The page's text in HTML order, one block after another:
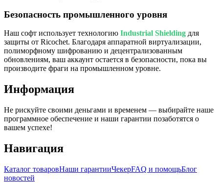
Безопасность промышленного уровня
Наш софт использует технологию Industrial Shielding для
защиты от Ricochet. Благодаря аппаратной виртуализации,
полиморфному шифрованию и децентрализованным
обновлениям, ваш аккаунт остается в безопасности, пока вы
производите фраги на промышленном уровне.
Информация
Не рискуйте своими деньгами и временем — выбирайте наше
программное обеспечение и наши гарантии позаботятся о
вашем успехе!
Навигация
Каталог товаровНаши гарантииЧекерFAQ и помощьБлог
новостей